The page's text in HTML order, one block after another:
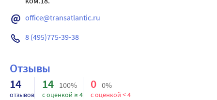
office@transatlantic.ru
8 (495)775-39-38
Отзывы
14
отзывов
14 100%
с оценкой ≥ 4
0 0%
с оценкой < 4